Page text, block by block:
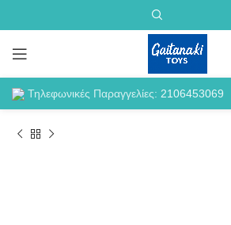
Τηλεφωνικές Παραγγελίες: 2106453069